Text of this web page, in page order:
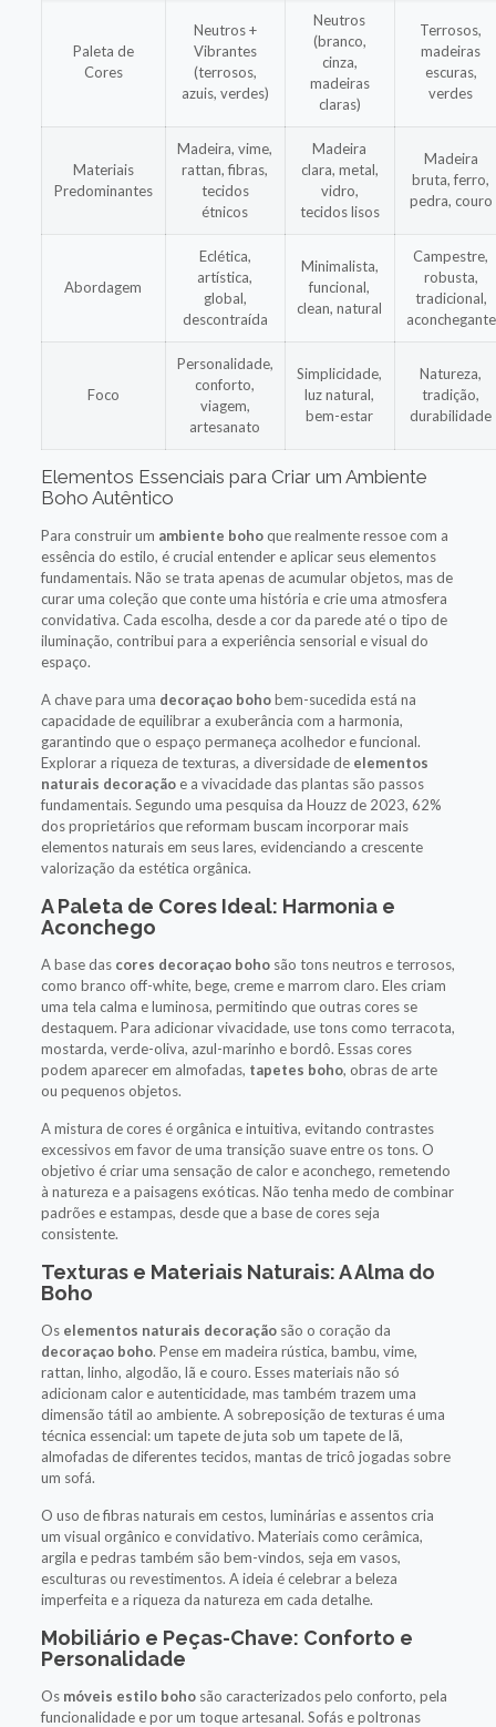
Paleta de
Cores
Neutros +
Vibrantes
(terrosos,
azuis, verdes)
Neutros
(branco,
cinza,
madeiras
claras)
Terrosos,
madeiras
escuras,
verdes
Materiais
Predominantes
Madeira, vime,
rattan, fibras,
tecidos
étnicos
Madeira
clara, metal,
vidro,
tecidos lisos
Madeira
bruta, ferro,
pedra, couro
Abordagem
Eclética,
artística,
global,
descontraída
Minimalista,
funcional,
clean, natural
Campestre,
robusta,
tradicional,
aconchegante
Foco
Personalidade,
conforto,
viagem,
artesanato
Simplicidade,
luz natural,
bem-estar
Natureza,
tradição,
durabilidade
Elementos Essenciais para Criar um Ambiente
Boho Autêntico
Para construir um ambiente bohoque realmente ressoe com a
essência do estilo, é crucial entender e aplicar seus elementos
fundamentais. Não se trata apenas de acumular objetos, mas de
curar uma coleção que conte uma história e crie uma atmosfera
convidativa. Cada escolha, desde a cor da parede até o tipo de
iluminação, contribui para a experiência sensorial e visual do
espaço.
A chave para uma decoraçao bohobem-sucedida está na
capacidade de equilibrar a exuberância com a harmonia,
garantindo que o espaço permaneça acolhedor e funcional.
Explorar a riqueza de texturas, a diversidade de elementos
naturais decoraçãoe a vivacidade das plantas são passos
fundamentais. Segundo uma pesquisa da Houzz de 2023, 62%
dos proprietários que reformam buscam incorporar mais
elementos naturais em seus lares, evidenciando a crescente
valorização da estética orgânica.
A Paleta de Cores Ideal: Harmonia e
Aconchego
A base das cores decoraçao bohosão tons neutros e terrosos,
como branco off-white, bege, creme e marrom claro. Eles criam
uma tela calma e luminosa, permitindo que outras cores se
destaquem. Para adicionar vivacidade, use tons como terracota,
mostarda, verde-oliva, azul-marinho e bordô. Essas cores
podem aparecer em almofadas, tapetes boho, obras de arte
ou pequenos objetos.
A mistura de cores é orgânica e intuitiva, evitando contrastes
excessivos em favor de uma transição suave entre os tons. O
objetivo é criar uma sensação de calor e aconchego, remetendo
à natureza e a paisagens exóticas. Não tenha medo de combinar
padrões e estampas, desde que a base de cores seja
consistente.
Texturas e Materiais Naturais: A Alma do
Boho
Os elementos naturais decoraçãosão o coração da
decoraçao boho. Pense em madeira rústica, bambu, vime,
rattan, linho, algodão, lã e couro. Esses materiais não só
adicionam calor e autenticidade, mas também trazem uma
dimensão tátil ao ambiente. A sobreposição de texturas é uma
técnica essencial: um tapete de juta sob um tapete de lã,
almofadas de diferentes tecidos, mantas de tricô jogadas sobre
um sofá.
O uso de fibras naturais em cestos, luminárias e assentos cria
um visual orgânico e convidativo. Materiais como cerâmica,
argila e pedras também são bem-vindos, seja em vasos,
esculturas ou revestimentos. A ideia é celebrar a beleza
imperfeita e a riqueza da natureza em cada detalhe.
Mobiliário e Peças-Chave: Conforto e
Personalidade
Os móveis estilo bohosão caracterizados pelo conforto, pela
funcionalidade e por um toque artesanal. Sofás e poltronas